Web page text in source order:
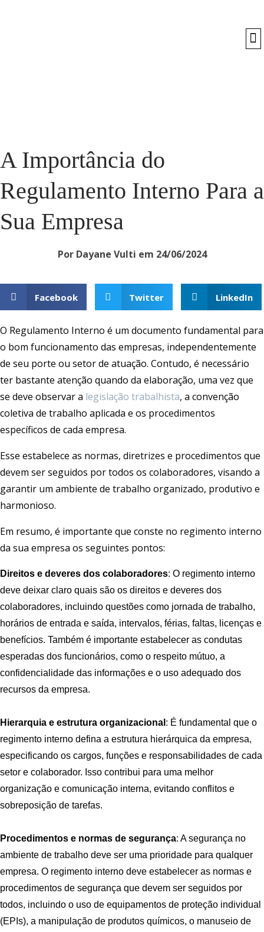
A Importância do
Regulamento Interno Para a
Sua Empresa
Por Dayane Vulti em 24/06/2024
Facebook Twitter LinkedIn
O Regulamento Interno é um documento fundamental para
o bom funcionamento das empresas, independentemente
de seu porte ou setor de atuação. Contudo, é necessário
ter bastante atenção quando da elaboração, uma vez que
se deve observar a legislação trabalhista, a convenção
coletiva de trabalho aplicada e os procedimentos
específicos de cada empresa.
Esse estabelece as normas, diretrizes e procedimentos que
devem ser seguidos por todos os colaboradores, visando a
garantir um ambiente de trabalho organizado, produtivo e
harmonioso.
Em resumo, é importante que conste no regimento interno
da sua empresa os seguintes pontos:
Direitos e deveres dos colaboradores: O regimento interno
deve deixar claro quais são os direitos e deveres dos
colaboradores, incluindo questões como jornada de trabalho,
horários de entrada e saída, intervalos, férias, faltas, licenças e
benefícios. Também é importante estabelecer as condutas
esperadas dos funcionários, como o respeito mútuo, a
confidencialidade das informações e o uso adequado dos
recursos da empresa.
Hierarquia e estrutura organizacional : É fundamental que o
regimento interno defina a estrutura hierárquica da empresa,
especificando os cargos, funções e responsabilidades de cada
setor e colaborador. Isso contribui para uma melhor
organização e comunicação interna, evitando conflitos e
sobreposição de tarefas.
Procedimentos e normas de segurança: A segurança no
ambiente de trabalho deve ser uma prioridade para qualquer
empresa. O regimento interno deve estabelecer as normas e
procedimentos de segurança que devem ser seguidos por
todos, incluindo o uso de equipamentos de proteção individual
(EPIs), a manipulação de produtos químicos, o manuseio de